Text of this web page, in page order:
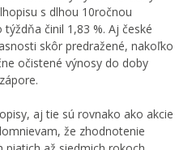
s dlhou 10ročnou
činil 1,83 %. Aj české
skôr predražené, nakoľko
očistené výnosy do doby
aj tie sú rovnako ako akcie
že zhodnotenie